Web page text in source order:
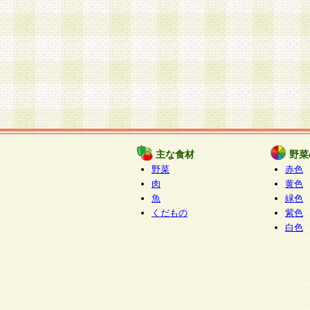
主な食材
野菜
肉
魚
くだもの
野
赤色
黄色
緑色
紫色
白色